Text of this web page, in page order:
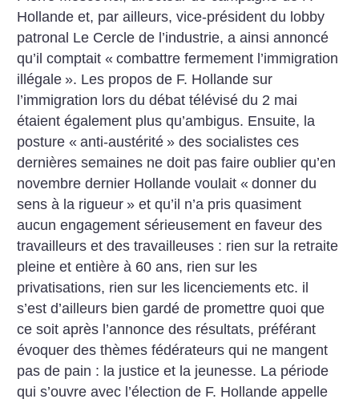
Hollande et, par ailleurs, vice-président du lobby
patronal Le Cercle de l’industrie, a ainsi annoncé
qu’il comptait « combattre fermement l’immigration
illégale ». Les propos de F. Hollande sur
l’immigration lors du débat télévisé du 2 mai
étaient également plus qu’ambigus. Ensuite, la
posture « anti-austérité » des socialistes ces
dernières semaines ne doit pas faire oublier qu’en
novembre dernier Hollande voulait « donner du
sens à la rigueur » et qu’il n’a pris quasiment
aucun engagement sérieusement en faveur des
travailleurs et des travailleuses : rien sur la retraite
pleine et entière à 60 ans, rien sur les
privatisations, rien sur les licenciements etc. il
s’est d’ailleurs bien gardé de promettre quoi que
ce soit après l’annonce des résultats, préférant
évoquer des thèmes fédérateurs qui ne mangent
pas de pain : la justice et la jeunesse. La période
qui s’ouvre avec l’élection de F. Hollande appelle